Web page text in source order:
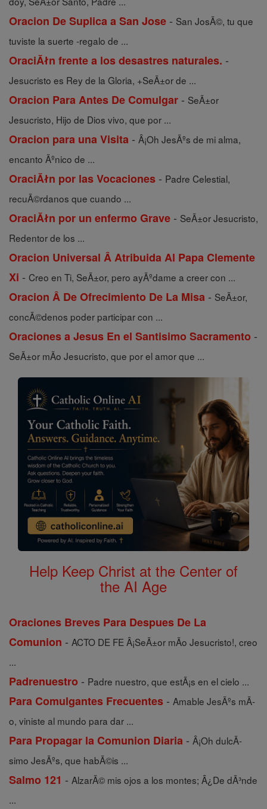
Oracion De Suplica a San Jose - San JosÃ©, tu que
tuviste la suerte -regalo de ...
OraciĂłn frente a los desastres naturales. -
Jesucristo es Rey de la Gloria, +SeÃ±or de ...
Oracion Para Antes De Comulgar - SeÃ±or
Jesucristo, Hijo de Dios vivo, que por ...
Oracion para una Visita - Â¡Oh JesÃºs de mi alma,
encanto Ãºnico de ...
OraciĂłn por las Vocaciones - Padre Celestial,
recuÃ©rdanos que cuando ...
OraciĂłn por un enfermo Grave - SeÃ±or Jesucristo,
Redentor de los ...
Oracion Universal Â Atribuida Al Papa Clemente
Xi - Creo en Ti, SeÃ±or, pero ayÃºdame a creer con ...
Oracion Â De Ofrecimiento De La Misa - SeÃ±or,
concÃ©denos poder participar con ...
Oraciones a Jesus En el Santisimo Sacramento -
SeÃ±or mÃ­o Jesucristo, que por el amor que ...
Help Keep Christ at the Center of
the AI Age
Oraciones Breves Para Despues De La
Comunion - ACTO DE FE Â¡SeÃ±or mÃ­o Jesucristo!, creo
...
Padrenuestro - Padre nuestro, que estÃ¡s en el cielo ...
Para Comulgantes Frecuentes - Amable JesÃºs mÃ­
o, viniste al mundo para dar ...
Para Propagar la Comunion Diaria - Â¡Oh dulcÃ­
simo JesÃºs, que habÃ©is ...
Salmo 121 - AlzarÃ© mis ojos a los montes; Â¿De dÃ³nde
...